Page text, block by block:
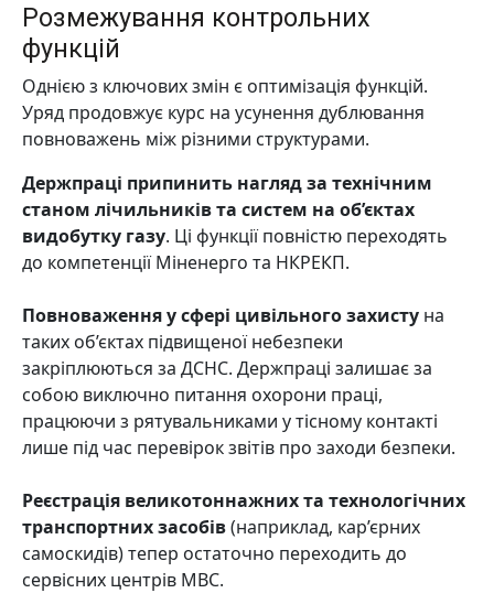
Розмежування контрольних
функцій
Однією з ключових змін є оптимізація функцій.
Уряд продовжує курс на усунення дублювання
повноважень між різними структурами.
Держпраці припинить нагляд за технічним
станом лічильників та систем на об’єктах
видобутку газу. Ці функції повністю переходять
до компетенції Міненерго та НКРЕКП.
Повноваження у сфері цивільного захисту на
таких об’єктах підвищеної небезпеки
закріплюються за ДСНС. Держпраці залишає за
собою виключно питання охорони праці,
працюючи з рятувальниками у тісному контакті
лише під час перевірок звітів про заходи безпеки.
Реєстрація великотоннажних та технологічних
транспортних засобів(наприклад, кар’єрних
самоскидів) тепер остаточно переходить до
сервісних центрів МВС.